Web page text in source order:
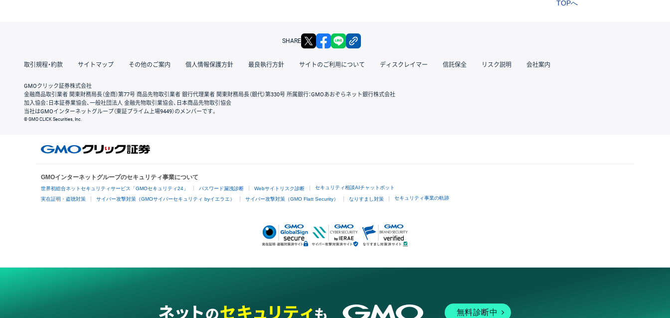
TOPへ
SHARE X facebook
取引規程・約款 サイトマップ その他のご案内 個人情報保護方針 最良執行方針 サイトのご利用について ディスクレイマー 信託保全 リスク説明 会社案内
GMOクリック証券株式会社
金融商品取引業者 関東財務局長（金商）第77号 商品先物取引業者 銀行代理業者 関東財務局長（銀代）第330号 所属銀行：GMOあおぞらネット銀行株式会社
加入協会：日本証券業協会、一般社団法人 金融先物取引業協会、日本商品先物取引協会
当社はGMOインターネットグループ（東証プライム上場9449）のメンバーです。
© GMO CLICK Securities, Inc.
GMOインターネットグループのセキュリティ事業について
世界初総合ネットセキュリティサービス「GMOセキュリティ24」 パスワード漏洩診断 Webサイトリスク診断 セキュリティ相談AIチャットボット
実在証明・盗聴対策 サイバー攻撃対策（GMOサイバーセキュリティ byイエラエ） サイバー攻撃対策（GMO Flatt Security） なりすまし対策 セキュリティ事業の軌跡
無料診断中